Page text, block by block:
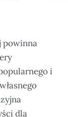
powinna
i
dla